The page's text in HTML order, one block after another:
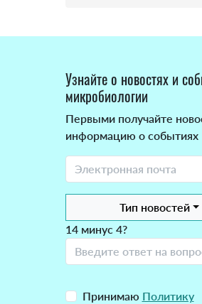
Узнайте о новостях и
микробиологии
Первыми получайте
информацию о событиях
Тип новостей
14 минус 4?
Принимаю Политику